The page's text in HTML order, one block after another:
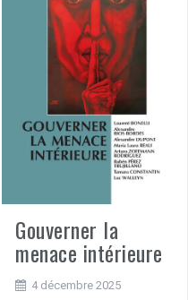
Gouverner la
menace intérieure
4 décembre 2025